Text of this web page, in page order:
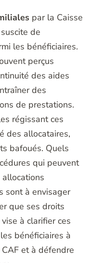
par la Caisse
de
les bénéficiaires.
perçus
des aides
des
de prestations.
régissant ces
des allocataires,
bafoués. Quels
qui peuvent
sont à envisager
que ses droits
à clarifier ces
bénéficiaires à
et à défendre